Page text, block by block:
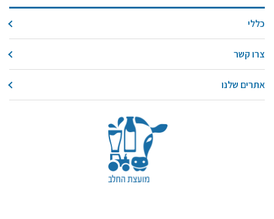
כללי
צרו קשר
אתרים שלנו